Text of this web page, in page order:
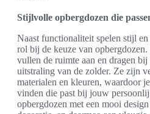
Stijlvolle opbergdozen die
Naast functionaliteit spelen stijl
rol bij de keuze van opbergdozen.
vullen de ruimte aan en dragen
uitstraling van de zolder. Ze zijn
materialen en kleuren, waardoor
vinden die past bij jouw
opbergdozen met een mooi